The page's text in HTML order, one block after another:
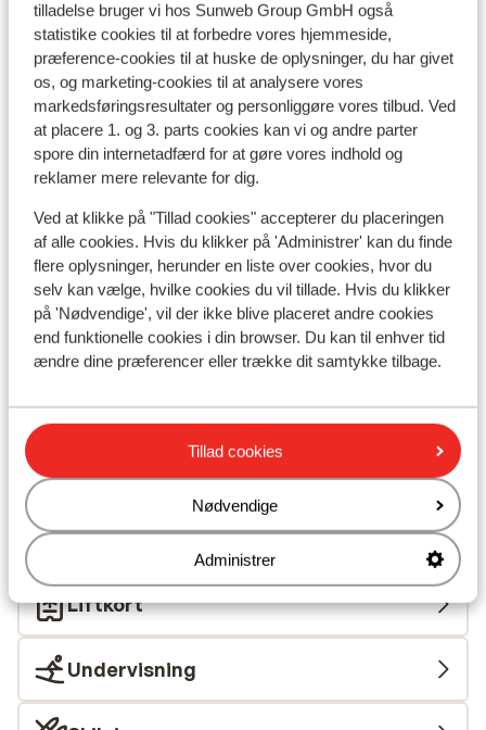
tilladelse bruger vi hos Sunweb Group GmbH også
statistike cookies til at forbedre vores hjemmeside,
præference-cookies til at huske de oplysninger, du har givet
os, og marketing-cookies til at analysere vores
markedsføringsresultater og personliggøre vores tilbud. Ved
at placere 1. og 3. parts cookies kan vi og andre parter
spore din internetadfærd for at gøre vores indhold og
reklamer mere relevante for dig.
Ved at klikke på "Tillad cookies" accepterer du placeringen
af alle cookies. Hvis du klikker på 'Administrer' kan du finde
flere oplysninger, herunder en liste over cookies, hvor du
selv kan vælge, hvilke cookies du vil tillade. Hvis du klikker
på 'Nødvendige', vil der ikke blive placeret andre cookies
end funktionelle cookies i din browser. Du kan til enhver tid
ændre dine præferencer eller trække dit samtykke tilbage.
Tillad cookies
Nødvendige
Administrer
Se alle 13 anmeldelser
Lokation
Se på kort
I området
I udkanten af centrum
Afstand til centrum: ca. 400 meter
Afstand til togstation oberstdorf: ca. 12 kilometer
Afstand til skilift ca. 100 meter
Afstand til nærmeste kiosk ca. 450 meter
Nærmeste restaurant ca. 200 meter
Liftkort/skileje/undervisning
Liftkort
Undervisning